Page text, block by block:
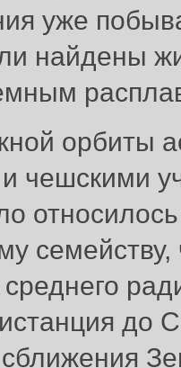
уже
найдены
орбиты
чешскими
до
и